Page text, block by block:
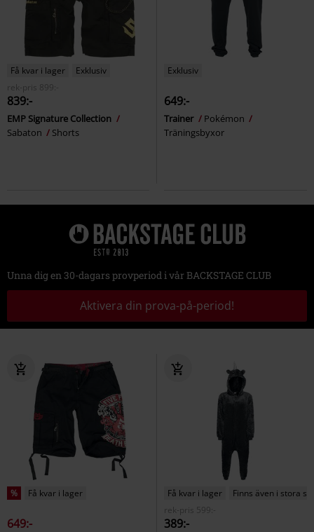
Få kvar i lager
Exklusiv
rek-pris
899:-
839:-
EMP Signature Collection
Sabaton
Shorts
Exklusiv
649:-
Trainer
Pokémon
Träningsbyxor
Unna dig en 30-dagars provperiod i vår BACKSTAGE CLUB
Aktivera din prova-på-period!
% Få kvar i lager
649:-
Få kvar i lager
Finns även i stora
rek-pris
599:-
389:-